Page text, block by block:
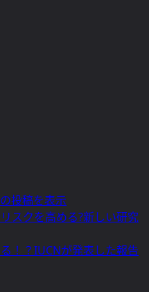
投稿を表示
スクを高める?新しい研究
！？IUCNが発表した報告